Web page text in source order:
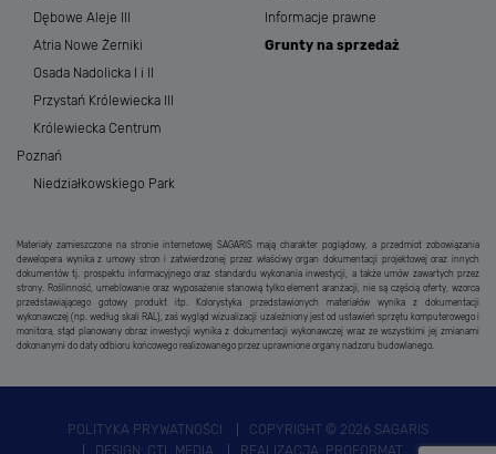
Dębowe Aleje III
Atria Nowe Żerniki
Osada Nadolicka I i II
Przystań Królewiecka III
Królewiecka Centrum
Poznań
Niedziałkowskiego Park
Informacje prawne
Grunty na sprzedaż
Materiały zamieszczone na stronie internetowej SAGARIS mają charakter poglądowy, a przedmiot zobowiązania
dewelopera wynika z umowy stron i zatwierdzonej przez właściwy organ dokumentacji projektowej oraz innych
dokumentów tj. prospektu informacyjnego oraz standardu wykonania inwestycji, a także umów zawartych przez
strony. Roślinność, umeblowanie oraz wyposażenie stanowią tylko element aranżacji, nie są częścią oferty, wzorca
przedstawiającego gotowy produkt itp. Kolorystyka przedstawionych materiałów wynika z dokumentacji
wykonawczej (np. według skali RAL), zaś wygląd wizualizacji uzależniony jest od ustawień sprzętu komputerowego i
monitora, stąd planowany obraz inwestycji wynika z dokumentacji wykonawczej wraz ze wszystkimi jej zmianami
dokonanymi do daty odbioru końcowego realizowanego przez uprawnione organy nadzoru budowlanego.
POLITYKA PRYWATNOŚCI
COPYRIGHT © 2026 SAGARIS
DESIGN: CTL MEDIA REALIZACJA: PROFORMAT